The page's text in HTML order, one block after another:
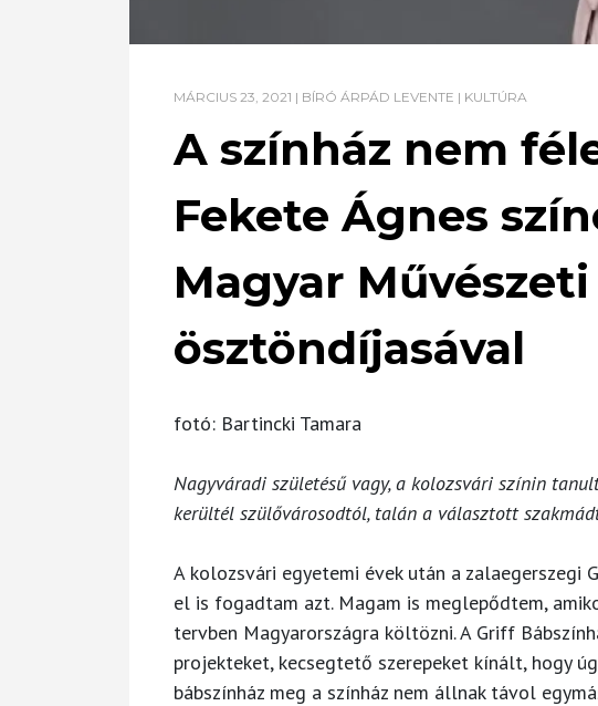
MÁRCIUS 23, 2021 | BÍRÓ ÁRPÁD LEVENTE | KULTÚRA
A színház nem
Fekete Ágnes
Magyar
ösztöndíjasával
fotó: Bartincki Tamara
Nagyváradi születésű vagy, a kolozsvári színin
kerültél szülővárosodtól, talán a választott
A kolozsvári egyetemi évek után a zalaegerszegi
el is fogadtam azt. Magam is meglepődtem,
tervben Magyarországra költözni. A Griff
projekteket, kecsegtető szerepeket kínált, hogy
bábszínház meg a színház nem állnak távol